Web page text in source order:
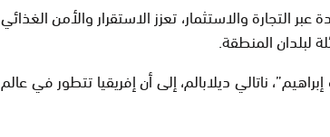
التجارة والاستثمار، تعزز الاستقرار والأمن الغذائي
لبلدان المنطقة.
ناتالي ديلابالم، إلى أن إفريقيا تتطور في عالم